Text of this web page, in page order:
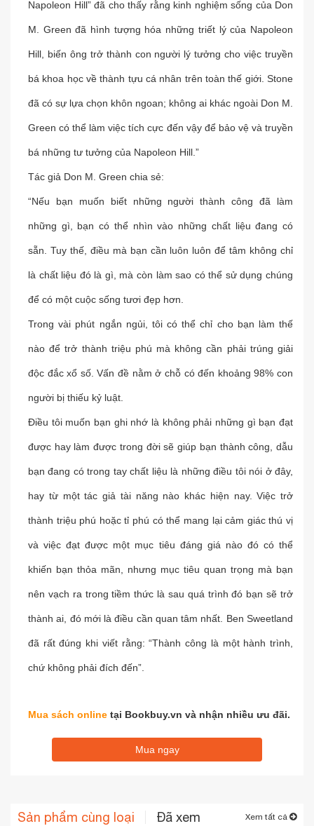
Napoleon Hill” đã cho thấy rằng kinh nghiệm sống của Don
M. Green đã hình tượng hóa những triết lý của Napoleon
Hill, biến ông trở thành con người lý tưởng cho việc truyền
bá khoa học về thành tựu cá nhân trên toàn thế giới. Stone
đã có sự lựa chọn khôn ngoan; không ai khác ngoài Don M.
Green có thể làm việc tích cực đến vậy để bảo vệ và truyền
bá những tư tưởng của Napoleon Hill.”
Tác giả Don M. Green chia sẻ:
“Nếu bạn muốn biết những người thành công đã làm
những gì, bạn có thể nhìn vào những chất liệu đang có
sẵn. Tuy thế, điều mà bạn cần luôn luôn để tâm không chỉ
là chất liệu đó là gì, mà còn làm sao có thể sử dụng chúng
để có một cuộc sống tươi đẹp hơn.
Trong vài phút ngắn ngủi, tôi có thể chỉ cho bạn làm thế
nào để trở thành triệu phú mà không cần phải trúng giải
độc đắc xổ số. Vấn đề nằm ở chỗ có đến khoảng 98% con
người bị thiếu kỷ luật.
Điều tôi muốn bạn ghi nhớ là không phải những gì bạn đạt
được hay làm được trong đời sẽ giúp bạn thành công, dẫu
bạn đang có trong tay chất liệu là những điều tôi nói ở đây,
hay từ một tác giả tài năng nào khác hiện nay. Việc trở
thành triệu phú hoặc tỉ phú có thể mang lại cảm giác thú vị
và việc đạt được một mục tiêu đáng giá nào đó có thể
khiến bạn thỏa mãn, nhưng mục tiêu quan trọng mà bạn
nên vạch ra trong tiềm thức là sau quá trình đó bạn sẽ trở
thành ai, đó mới là điều cần quan tâm nhất. Ben Sweetland
đã rất đúng khi viết rằng: “Thành công là một hành trình,
chứ không phải đích đến”.
Mua sách online tại Bookbuy.vn và nhận nhiều ưu đãi.
Mua ngay
Sản phẩm cùng loại Đã xem Xem tất cả